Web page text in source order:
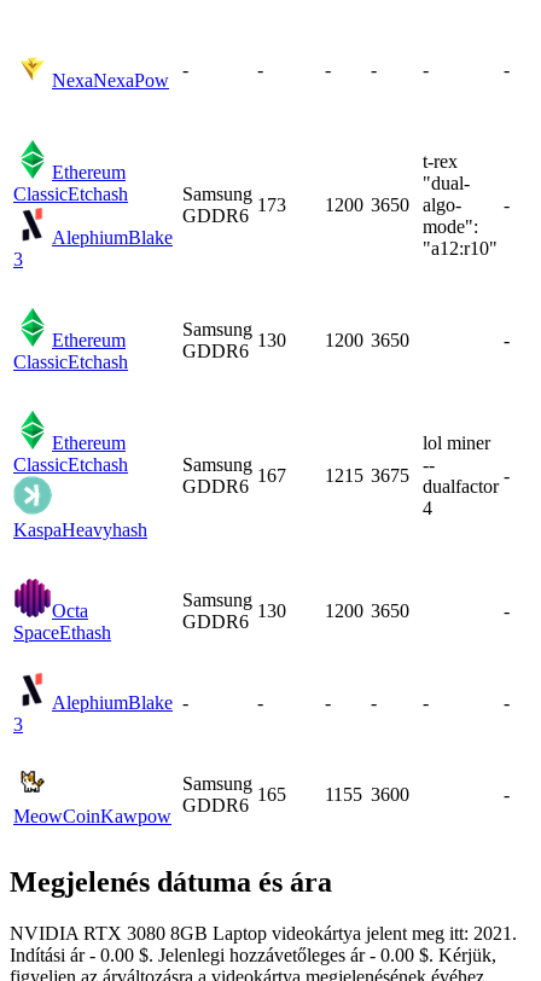
NexaNexaPow
- - - - - -
Ethereum
ClassicEtchash
AlephiumBlake
3
Samsung
GDDR6
173 1200 3650
t-rex
"dual-
algo-
mode":
"a12:r10"
-
Ethereum
ClassicEtchash
Samsung
GDDR6
130 1200 3650 -
Ethereum
ClassicEtchash
KaspaHeavyhash
Samsung
GDDR6
167 1215 3675
lol miner
--
dualfactor
4
-
Octa
SpaceEthash
Samsung
GDDR6
130 1200 3650 -
AlephiumBlake
3
- - - - - -
MeowCoinKawpow
Samsung
GDDR6
165 1155 3600 -
Megjelenés dátuma és ára
NVIDIA RTX 3080 8GB Laptop videokártya jelent meg itt: 2021.
Indítási ár - 0.00 $. Jelenlegi hozzávetőleges ár - 0.00 $. Kérjük,
figyeljen az árváltozásra a videokártya megjelenésének évéhez